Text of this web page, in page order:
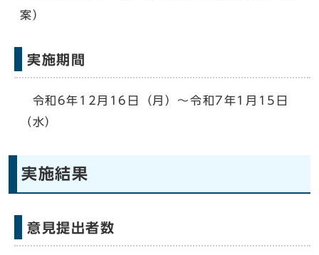
案）
実施期間
令和6年12月16日（月）～令和7年1月15日
（水）
実施結果
意見提出者数